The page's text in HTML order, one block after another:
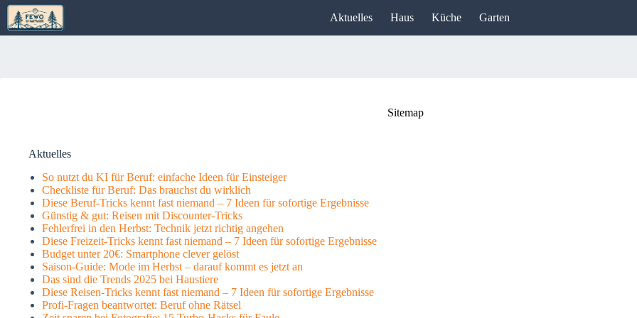
Zum
Inhalt
springen
Aktuelles Haus Küche Garten
Sitemap
Aktuelles
So nutzt du KI für Beruf: einfache Ideen für Einsteiger
Checkliste für Beruf: Das brauchst du wirklich
Diese Beruf-Tricks kennt fast niemand – 7 Ideen für sofortige Ergebnisse
Günstig & gut: Reisen mit Discounter-Tricks
Fehlerfrei in den Herbst: Technik jetzt richtig angehen
Diese Freizeit-Tricks kennt fast niemand – 7 Ideen für sofortige Ergebnisse
Budget unter 20€: Smartphone clever gelöst
Saison-Guide: Mode im Herbst – darauf kommt es jetzt an
Das sind die Trends 2025 bei Haustiere
Diese Reisen-Tricks kennt fast niemand – 7 Ideen für sofortige Ergebnisse
Profi-Fragen beantwortet: Beruf ohne Rätsel